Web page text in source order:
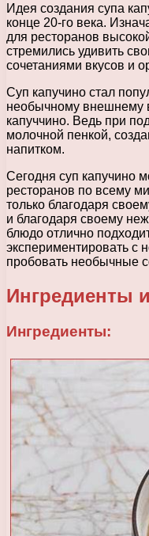
Идея создания супа
конце 20-го века.
для ресторанов
стремились удивить
сочетаниями вкусов и
Суп капучино стал
необычному внешнему
капуччино. Ведь при
молочной пенкой,
напитком.
Сегодня суп капучино
ресторанов по всему
только благодаря
и благодаря своему
блюдо отлично
экспериментировать с
пробовать необычные
Ингредиенты
Ингредиенты: